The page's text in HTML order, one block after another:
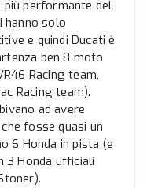
performante del
hanno solo
e quindi Ducati è
ben 8 moto
Racing team,
Racing team).
ad avere
fosse quasi un
6 Honda in pista (e
3 Honda ufficiali